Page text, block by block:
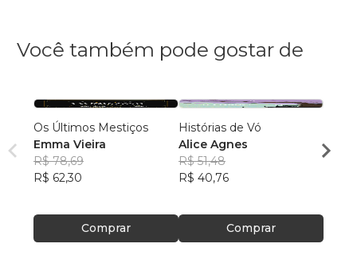
Você também pode gostar de
Os Últimos Mestiços
Emma Vieira
R$ 78,69
R$ 62,30
Comprar
Histórias de Vó
Alice Agnes
R$ 51,48
R$ 40,76
Comprar